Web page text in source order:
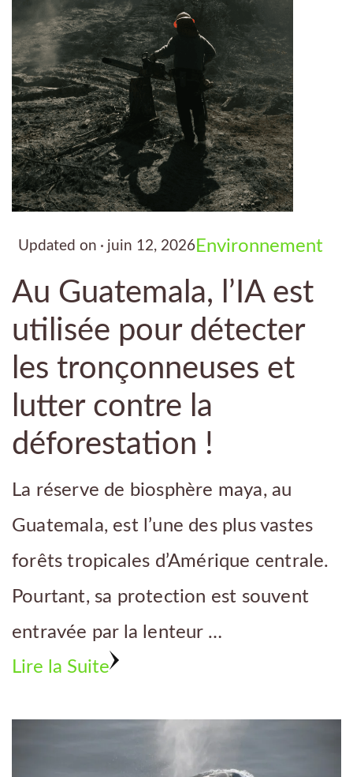
Updated on juin 12, 2026 Environnement
Au Guatemala, l’IA est
utilisée pour détecter
les tronçonneuses et
lutter contre la
déforestation !
La réserve de biosphère maya, au
Guatemala, est l’une des plus vastes
forêts tropicales d’Amérique centrale.
Pourtant, sa protection est souvent
entravée par la lenteur …
Lire la Suite